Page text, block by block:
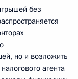
без
но и возложить
агента